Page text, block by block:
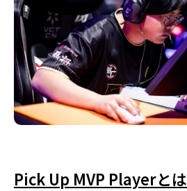
Pick Up MVP Playerとは